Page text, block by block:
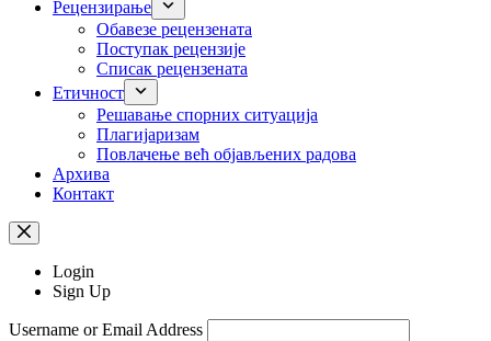
Рецензирање
Обавезе рецензената
Поступак рецензије
Списак рецензената
Етичност
Рeшaвaњe спорних ситуација
Плагијаризам
Повлачење већ објављених радова
Архива
Контакт
Login
Sign Up
Username or Email Address